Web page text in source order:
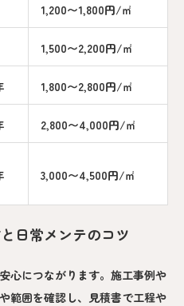
1,200〜1,800円/㎡
1,500〜2,200円/㎡
1,800〜2,800円/㎡
2,800〜4,000円/㎡
3,000〜4,500円/㎡
日常メンテのコツ
心につながります。施工事例や
範囲を確認し、見積書で工程や